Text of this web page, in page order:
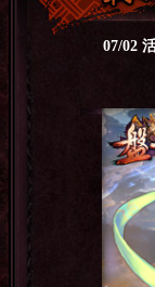
07/02